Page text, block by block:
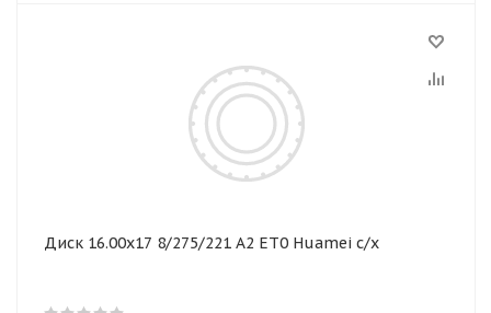
Диск 16.00х17 8/275/221 А2 ЕТ0 Huamei с/х